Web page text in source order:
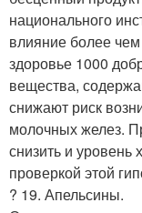
национального
влияние более
здоровье 1000
вещества,
снижают риск
молочных желез.
снизить и уровень
проверкой этой
? 19. Апельсины.